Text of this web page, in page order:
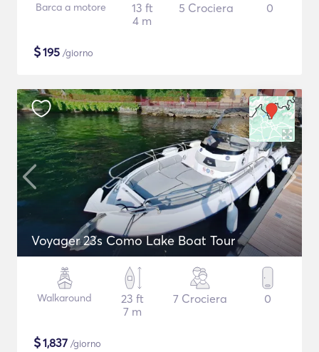
Barca a motore
13 ft
4 m
5 Crociera 0
$195 /giorno
Voyager 23s Como Lake Boat Tour
Walkaround
23 ft
7 m
7 Crociera 0
$1,837 /giorno